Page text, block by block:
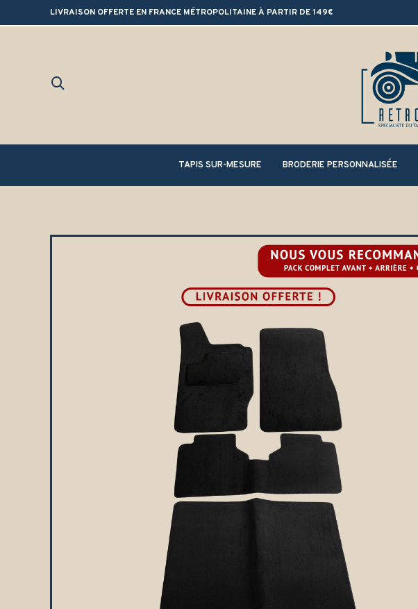
LIVRAISON OFFERTE EN FRANCE MÉTROPOLITAINE À PARTIR DE 149€
TAPIS SUR-MESURE BRODERIE PERSONNALISÉE